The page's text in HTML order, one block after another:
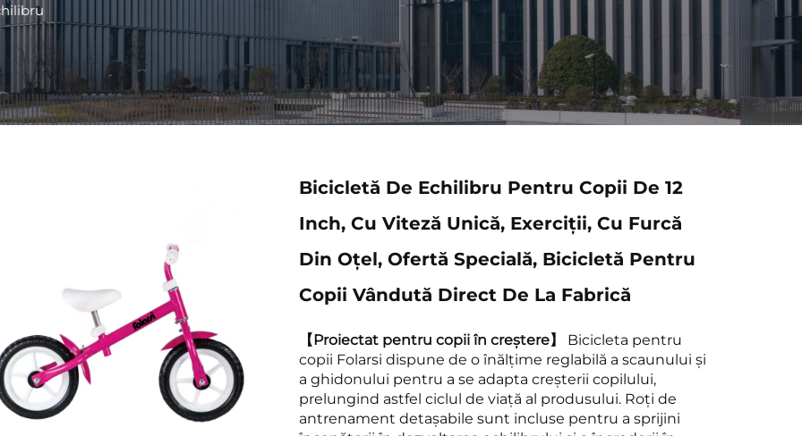
Bicicletă De Echilibru Pentru Copii De 12
Inch, Cu Viteză Unică, Exerciții, Cu Furcă
Din Oțel, Ofertă Specială, Bicicletă Pentru
Copii Vândută Direct De La Fabrică
【Proiectat pentru copii în creștere】 Bicicleta pentru
copii Folarsi dispune de o înălțime reglabilă a scaunului și
a ghidonului pentru a se adapta creșterii copilului,
prelungind astfel ciclul de viață al produsului. Roți de
antrenament detașabile sunt incluse pentru a sprijini